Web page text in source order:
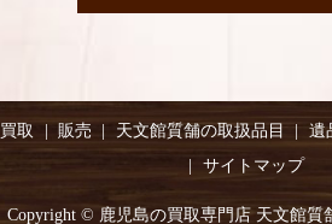
買取 販売 天文館質舗の取扱品目 遺
サイトマップ
Copyright © 鹿児島の買取専門店 天文館質